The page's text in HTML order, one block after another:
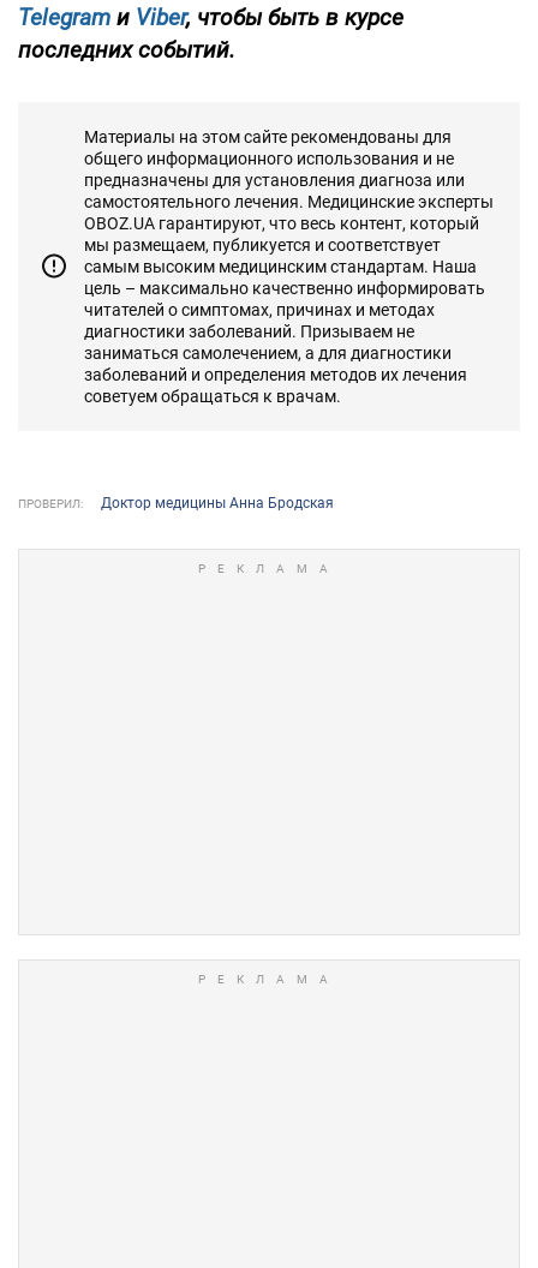
Telegram и Viber, чтобы быть в курсе
последних событий.
Материалы на этом сайте рекомендованы для
общего информационного использования и не
предназначены для установления диагноза или
самостоятельного лечения. Медицинские эксперты
OBOZ.UA гарантируют, что весь контент, который
мы размещаем, публикуется и соответствует
самым высоким медицинским стандартам. Наша
цель – максимально качественно информировать
читателей о симптомах, причинах и методах
диагностики заболеваний. Призываем не
заниматься самолечением, а для диагностики
заболеваний и определения методов их лечения
советуем обращаться к врачам.
ПРОВЕРИЛ: Доктор медицины Анна Бродская